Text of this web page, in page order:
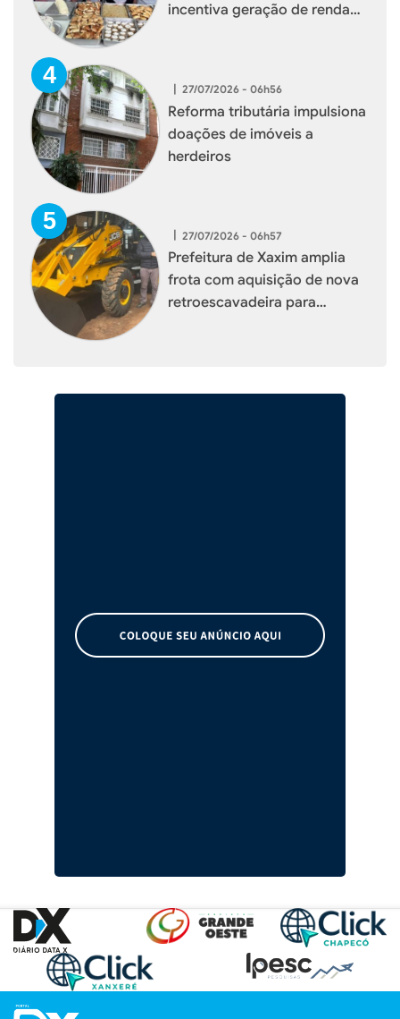
incentiva geração de renda
| 27/07/2026 - 06h56
Reforma tributária impulsiona
doações de imóveis a
herdeiros
| 27/07/2026 - 06h57
Prefeitura de Xaxim amplia
frota com aquisição de nova
retroescavadeira para